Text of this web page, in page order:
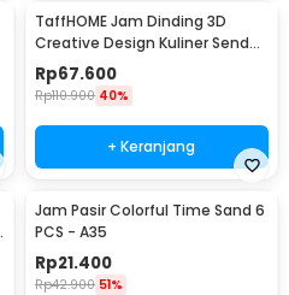
TaffHOME Jam Dinding 3D
Creative Design Kuliner Sendok
Garpu 30.5cm - T6806
Rp67.600
Rp110.900 40%
+ Keranjang
Jam Pasir Colorful Time Sand 6
PCS - A35
Rp21.400
Rp42.900 51%